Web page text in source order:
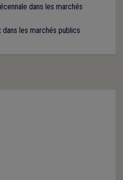
dans les marchés
les marchés publics